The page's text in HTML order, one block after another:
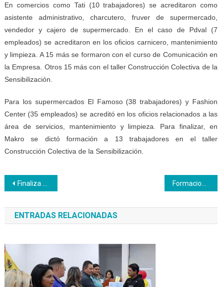
En comercios como Tati (10 trabajadores) se acreditaron como
asistente administrativo, charcutero, fruver de supermercado,
vendedor y cajero de supermercado. En el caso de Pdval (7
empleados) se acreditaron en los oficios carnicero, mantenimiento
y limpieza. A 15 más se formaron con el curso de Comunicación en
la Empresa. Otros 15 más con el taller Construcción Colectiva de la
Sensibilización.
Para los supermercados El Famoso (38 trabajadores) y Fashion
Center (35 empleados) se acreditó en los oficios relacionados a las
área de servicios, mantenimiento y limpieza. Para finalizar, en
Makro se dictó formación a 13 trabajadores en el taller
Construcción Colectiva de la Sensibilización.
Navegación
de
entradas
Finaliza formación en el área automotriz en el CFS Huayra
ENTRADAS RELACIONADAS